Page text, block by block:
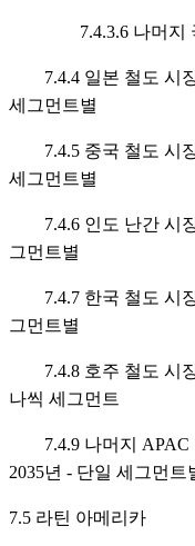
7.4.3.6 나머지 국
7.4.4 일본 철도 시장
세그먼트별
7.4.5 중국 철도 시장
세그먼트별
7.4.6 인도 난간 시장
그먼트별
7.4.7 한국 철도 시장
그먼트별
7.4.8 호주 철도 시장
나씩 세그먼트
7.4.9 나머지 APAC
2035년 - 단일 세그먼트
7.5 라틴 아메리카